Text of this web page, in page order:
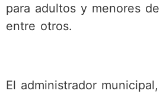
para adultos y menores
entre otros.
El administrador